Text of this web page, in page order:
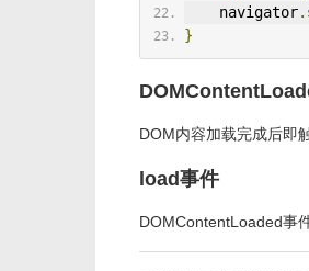
    navigator
.
}
DOM内容加载完成后即
load事件
DOMContentLoaded事